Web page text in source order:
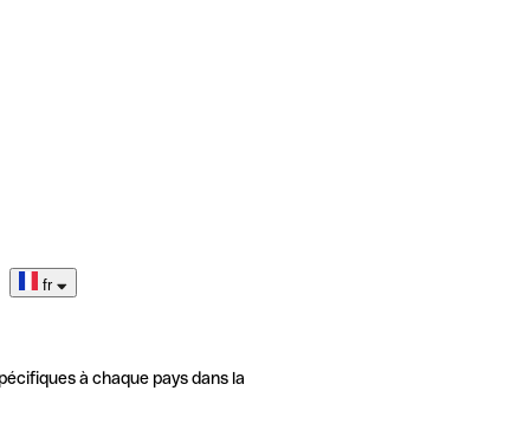
fr
à chaque pays dans la